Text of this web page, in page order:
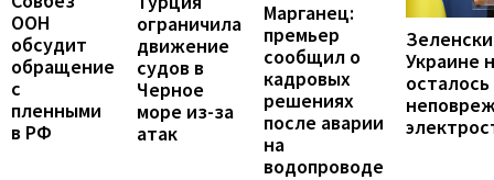
ООН
обсудит
обращение
с
пленными
в РФ
ограничила
движение
судов в
Черное
море из-за
атак
Марганец:
премьер
сообщил о
кадровых
решениях
после аварии
на
водопроводе
Украине
осталось